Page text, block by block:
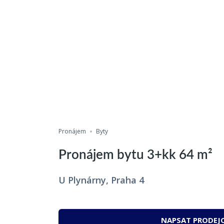
Pronájem Byty
Pronájem bytu 3+kk 64 m²
U Plynárny, Praha 4
NAPSAT